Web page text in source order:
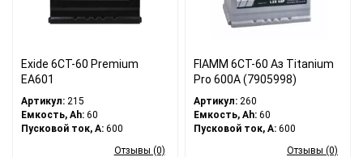
Exide 6СТ-60 Premium
EA601
Артикул: 215
Емкость, Ah: 60
Пусковой ток, A: 600
Отзывы (0)
FIAMM 6СТ-60 Аз Titanium
Pro 600А (7905998)
Артикул: 260
Емкость, Ah: 60
Пусковой ток, A: 600
Отзывы (0)